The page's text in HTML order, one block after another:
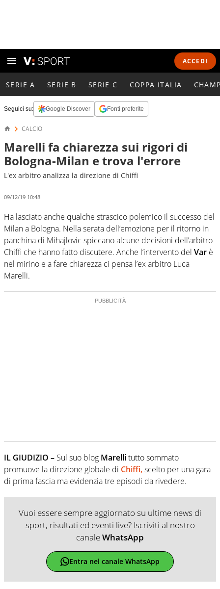
ACCEDI
SERIE A SERIE B SERIE C COPPA ITALIA
Seguici su: Google Discover Fonti preferite
CALCIO
Marelli fa chiarezza sui rigori di
Bologna-Milan e trova l'errore
L'ex arbitro analizza la direzione di Chiffi
09/12/19 10:48
Ha lasciato anche qualche strascico polemico il successo del
Milan a Bologna. Nella serata dell’emozione per il ritorno in
panchina di Mihajlovic spiccano alcune decisioni dell’arbitro
Chiffi che hanno fatto discutere. Anche l’intervento del Var è
nel mirino e a fare chiarezza ci pensa l’ex arbitro Luca
Marelli.
IL GIUDIZIO – Sul suo blog Marellitutto sommato
promuove la direzione globale di Chiffi,scelto per una gara
di prima fascia ma evidenzia tre episodi da rivedere.
Vuoi essere sempre aggiornato su ultime news di
sport, risultati ed eventi live? Iscriviti al nostro
canaleWhatsApp
Entra nel canale WhatsApp